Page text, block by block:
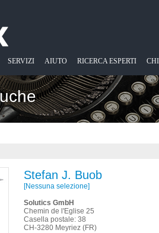
SERVIZI AIUTO RICERCA ESPERTI
Stefan J. Buob
[Nessuna selezione]
Solutics GmbH
Chemin de l'Eglise 25
Casella postale: 38
CH-3280 Meyriez (FR)